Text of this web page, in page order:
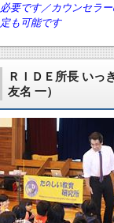
必要です／カウンセラ
定も可能です
ＲＩＤＥ所長 いっ
友名 一）